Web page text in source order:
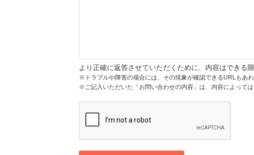
より正確に返答させていただくために、内容はできる
※トラブルや障害の場合には、その現象が確認できるURLもあわ
※ご記入いただいた「お問い合わせの内容」は、内容によって